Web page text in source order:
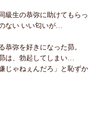
級生の恭弥に助けてもらっ
ない いい匂いが…
恭弥を好きになった昴。
は、勃起してしまい…
じゃねぇんだろ」と恥ずか